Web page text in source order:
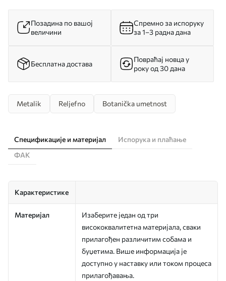
Позадина по вашој
величини
Спремно за испоруку
за 1–3 радна дана
Бесплатна достава
Повраћај новца у
року од 30 дана
Metalik Reljefno Botanička umetnost
Спецификације и материјал
Испорука и плаћање
ФАК
Карактеристике
Материјал
Изаберите један од три
висококвалитетна материјала, сваки
прилагођен различитим собама и
буџетима. Више информација је
доступно у наставку или током процеса
прилагођавања.